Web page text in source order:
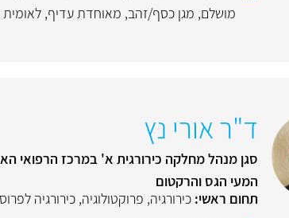
מושלם, מגן כסף/זהב, מאוחדת עדיף,
ד"ר אורי נץ
סגן מנהל מחלקה כירורגית א' במרכז הרפואי
המעי הגס והרקטום
תחום ראשי: כירורגיה, פרוקטולוגיה, כירורגיה